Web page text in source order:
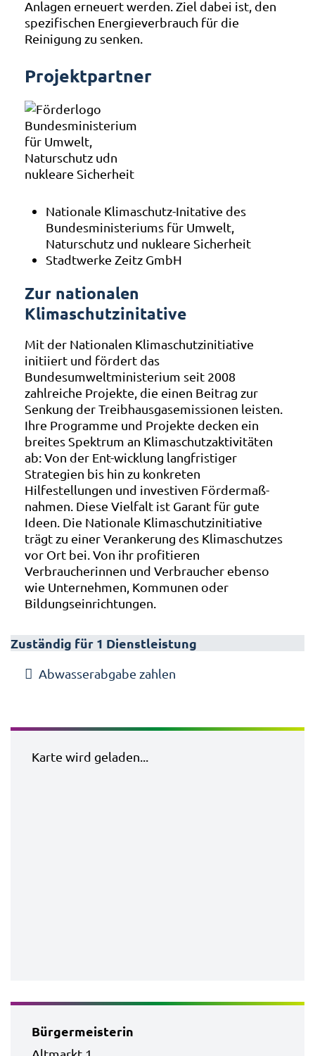
Anlagen erneuert werden. Ziel dabei ist, den
spezifischen Energieverbrauch für die
Reinigung zu senken.
Projektpartner
Nationale Klimaschutz-Initative des
Bundesministeriums für Umwelt,
Naturschutz und nukleare Sicherheit
Stadtwerke Zeitz GmbH
Zur nationalen
Klimaschutzinitative
Mit der Nationalen Klimaschutzinitiative
initiiert und fördert das
Bundesumweltministerium seit 2008
zahlreiche Projekte, die einen Beitrag zur
Senkung der Treibhausgasemissionen leisten.
Ihre Programme und Projekte decken ein
breites Spektrum an Klimaschutzaktivitäten
ab: Von der Ent-wicklung langfristiger
Strategien bis hin zu konkreten
Hilfestellungen und investiven Fördermaß-
nahmen. Diese Vielfalt ist Garant für gute
Ideen. Die Nationale Klimaschutzinitiative
trägt zu einer Verankerung des Klimaschutzes
vor Ort bei. Von ihr profitieren
Verbraucherinnen und Verbraucher ebenso
wie Unternehmen, Kommunen oder
Bildungseinrichtungen.
Zuständig für 1 Dienstleistung
Abwasserabgabe zahlen
Karte wird geladen...
Bürgermeisterin